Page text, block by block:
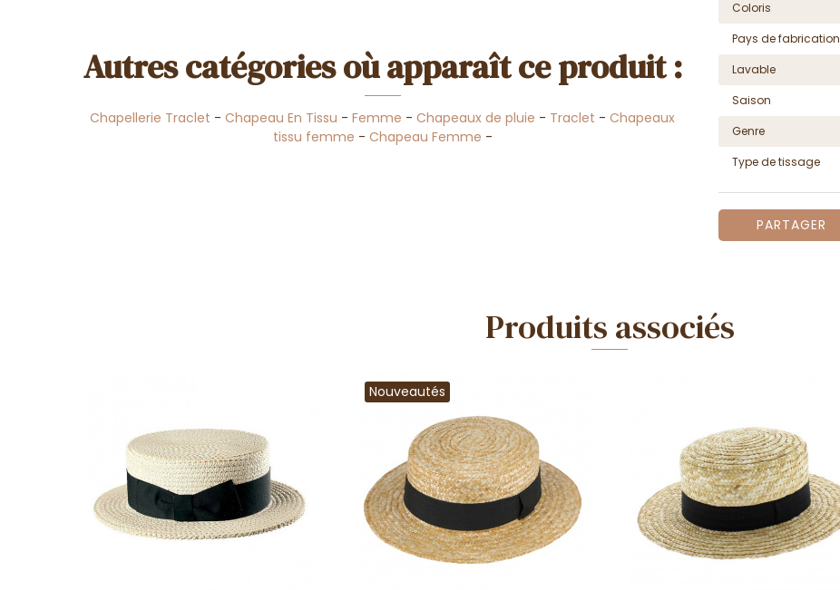
Autres catégories où apparaît ce produit :
Chapellerie Traclet -Chapeau En Tissu -Femme -Chapeaux de pluie - Traclet -Chapeaux
tissu femme - Chapeau Femme -
Coloris
Pays de fabrication
Lavable
Saison
Genre
Type de tissage
PARTAGER
Produits associés
Nouveautés